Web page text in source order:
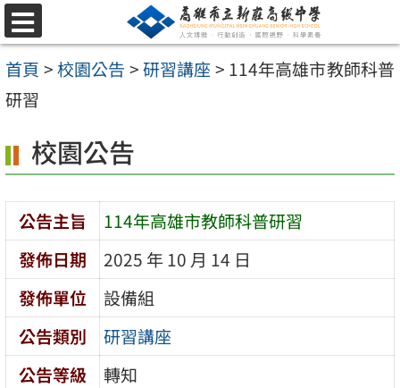
跳
至
主
要
容
區
選
單
首頁 >校園公告 >研習講座 > 114年高雄市教師科普
研習
校園公告
公告主旨
114年高雄市教師科普研習
發佈日期
2025 年 10 月 14 日
發佈單位
設備組
公告類別
研習講座
公告等級
轉知